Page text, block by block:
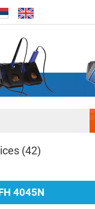
(42)
4045N